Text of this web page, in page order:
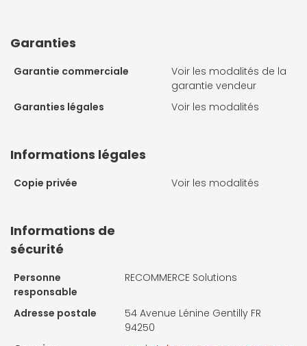
Garanties
Garantie commerciale
Voir les modalités de la
garantie vendeur
Garanties légales
Voir les modalités
Informations légales
Copie privée Voir les modalités
Informations de
sécurité
Personne
responsable
RECOMMERCE Solutions
Adresse postale
54 Avenue Lénine Gentilly FR
94250